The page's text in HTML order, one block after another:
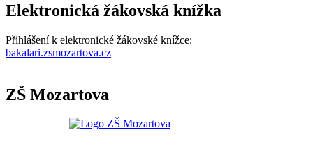
Elektronická žákovská knížka
Přihlášení k elektronické žákovské knížce:
bakalari.zsmozartova.cz
ZŠ Mozartova